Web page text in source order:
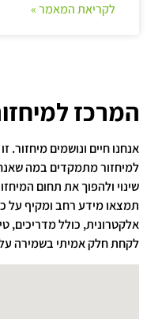
לקריאת המאמר »
המרכז
אנחנו חיים ונושמים
למיחזור מתמקדים במה
שינוי ולהפוך את תחום
תמצאו מידע רחב ומקיף על
אלקטרונית, כולל מדריכים,
לקחת חלק אמיתי בשמירה